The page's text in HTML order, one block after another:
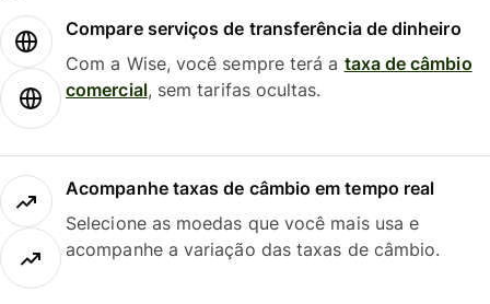
Compare serviços de transferência de dinheiro
Com a Wise, você sempre terá a taxa de câmbio
comercial, sem tarifas ocultas.
Acompanhe taxas de câmbio em tempo real
Selecione as moedas que você mais usa e
acompanhe a variação das taxas de câmbio.